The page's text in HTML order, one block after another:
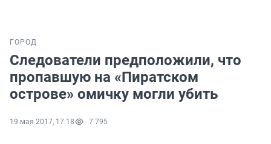
ГОРОД
Следователи предположили, что
пропавшую на «Пиратском
острове» омичку могли убить
19 мая 2017, 17:18 7 795